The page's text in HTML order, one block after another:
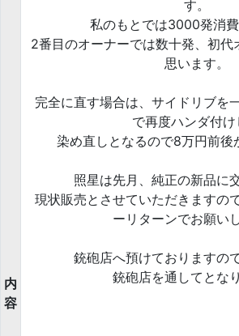
内
容
す。
私のもとでは3000発消費
2番目のオーナーでは数十発、初代
思います。
完全に直す場合は、サイドリブを
で再度ハンダ付け
染め直しとなるので8万円前後
照星は先月、純正の新品に
現状販売とさせていただきますの
ーリターンでお願い
銃砲店へ預けておりますの
銃砲店を通してとな